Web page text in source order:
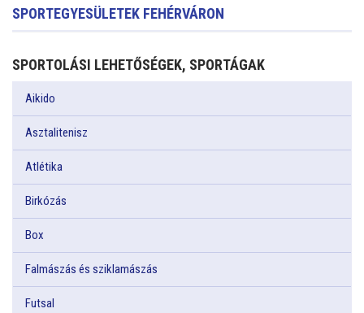
SPORTEGYESÜLETEK FEHÉRVÁRON
SPORTOLÁSI LEHETŐSÉGEK, SPORTÁGAK
Aikido
Asztalitenisz
Atlétika
Birkózás
Box
Falmászás és sziklamászás
Futsal